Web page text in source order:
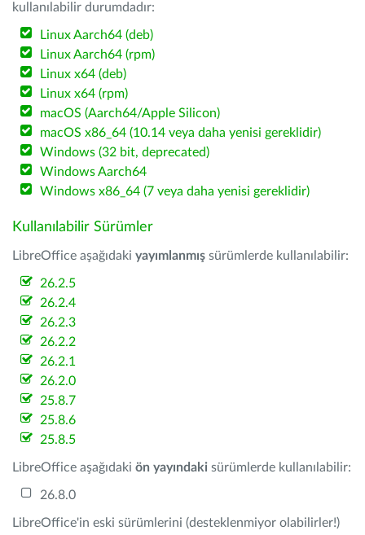
kullanılabilir durumdadır:
Linux Aarch64 (deb)
Linux Aarch64 (rpm)
Linux x64 (deb)
Linux x64 (rpm)
macOS (Aarch64/Apple Silicon)
macOS x86_64 (10.14 veya daha yenisi gereklidir)
Windows (32 bit, deprecated)
Windows Aarch64
Windows x86_64 (7 veya daha yenisi gereklidir)
Kullanılabilir Sürümler
LibreOffice aşağıdaki yayımlanmış sürümlerde kullanılabilir:
26.2.5
26.2.4
26.2.3
26.2.2
26.2.1
26.2.0
25.8.7
25.8.6
25.8.5
LibreOffice aşağıdaki ön yayındaki sürümlerde kullanılabilir:
26.8.0
LibreOffice'in eski sürümlerini (desteklenmiyor olabilirler!)